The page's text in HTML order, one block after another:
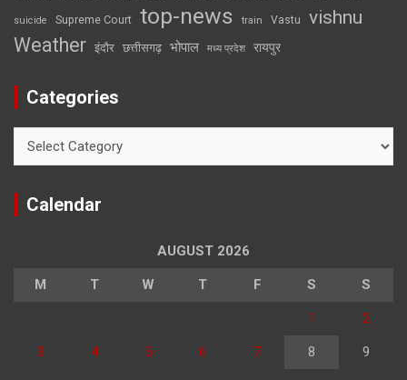
suicide Supreme Court top-news train Vastu vishnu
Weather इंदौर छत्तीसगढ़ भोपाल मध्य प्रदेश रायपुर
Categories
Calendar
AUGUST 2026
M T W T F S S
1 2
3 4 5 6 7 8 9